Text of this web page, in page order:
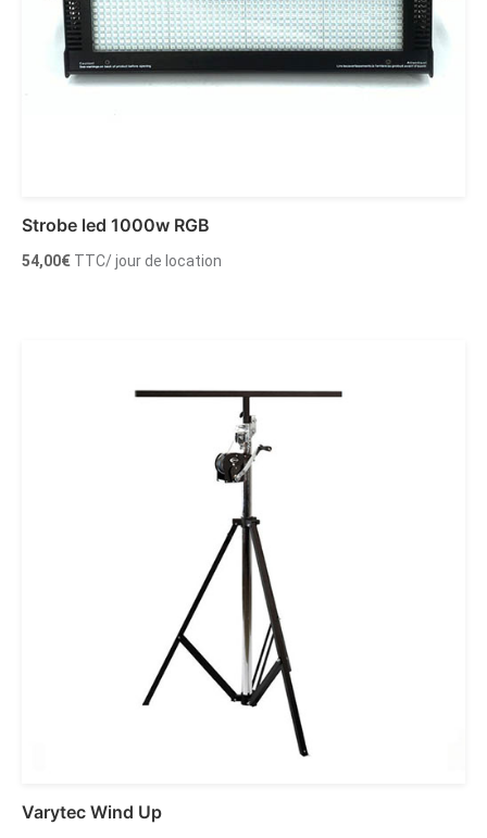
Strobe led 1000w RGB
54,00€ TTC/ jour de location
Varytec Wind Up